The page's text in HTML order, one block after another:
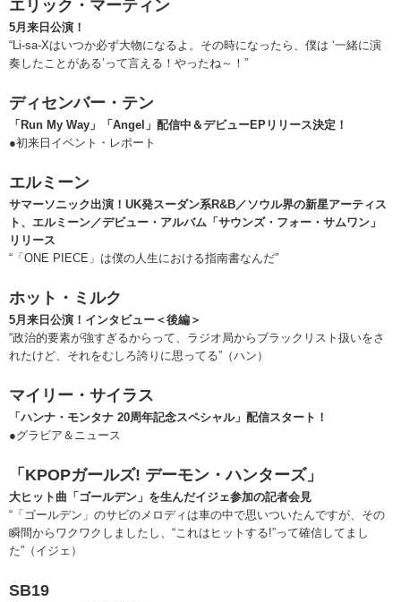
エリック・マーティン
5月来日公演！
“Li-sa-Xはいつか必ず大物になるよ。その時になったら、僕は ‘一緒に演
奏したことがある’って言える！やったね～！”
ディセンバー・テン
「Run My Way」「Angel」配信中＆デビューEPリリース決定！
●初来日イベント・レポート
エルミーン
サマーソニック出演！UK発スーダン系R&B／ソウル界の新星アーティス
ト、エルミーン／デビュー・アルバム「サウンズ・フォー・サムワン」
リリース
“「ONE PIECE」は僕の人生における指南書なんだ”
ホット・ミルク
5月来日公演！インタビュー＜後編＞
“政治的要素が強すぎるからって、ラジオ局からブラックリスト扱いをさ
れたけど、それをむしろ誇りに思ってる”（ハン）
マイリー・サイラス
「ハンナ・モンタナ 20周年記念スペシャル」配信スタート！
●グラビア＆ニュース
「KPOPガールズ! デーモン・ハンターズ」
大ヒット曲「ゴールデン」を生んだイジェ参加の記者会見
“「ゴールデン」のサビのメロディは車の中で思いついたんですが、その
瞬間からワクワクしましたし、“これはヒットする!”って確信してまし
た”（イジェ）
SB19